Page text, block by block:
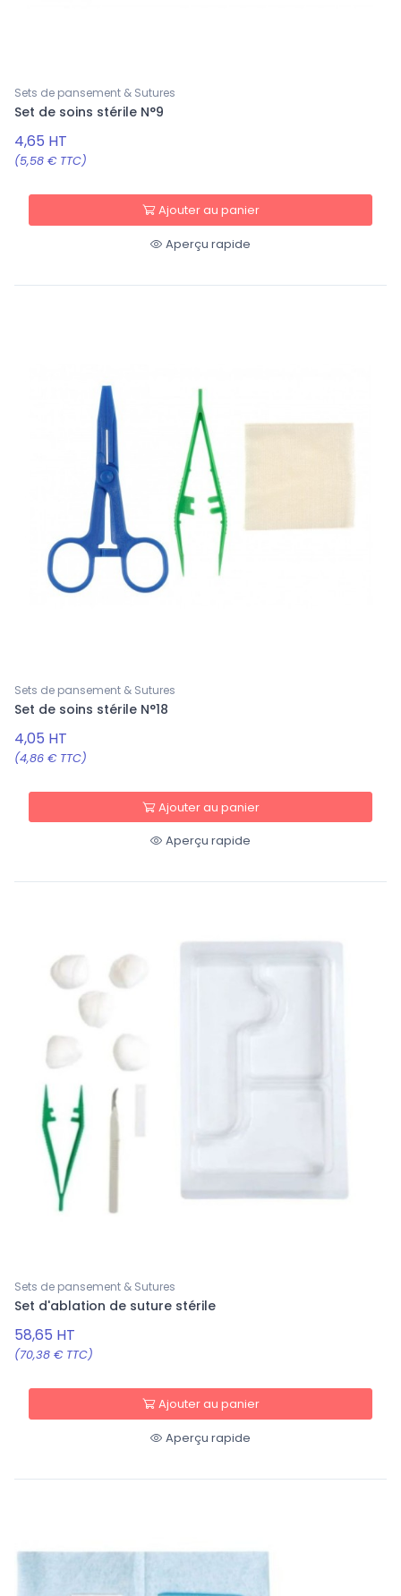
Sets de pansement & Sutures
Set de soins stérile N°9
4,65 HT
(5,58 € TTC)
Ajouter au panier
Aperçu rapide
Sets de pansement & Sutures
Set de soins stérile N°18
4,05 HT
(4,86 € TTC)
Ajouter au panier
Aperçu rapide
Sets de pansement & Sutures
Set d'ablation de suture stérile
58,65 HT
(70,38 € TTC)
Ajouter au panier
Aperçu rapide